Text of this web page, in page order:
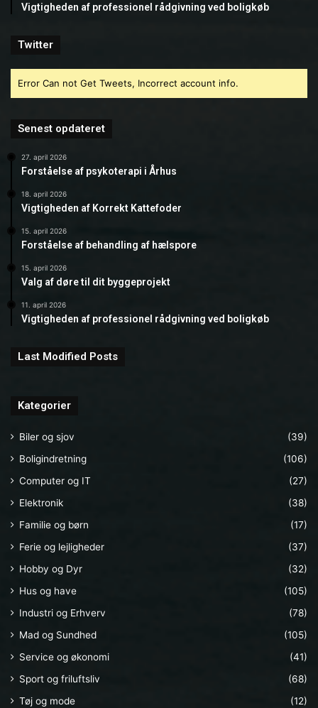
Vigtigheden af professionel rådgivning ved boligkøb
Twitter
Error Can not Get Tweets, Incorrect account info.
Senest opdateret
27. april 2026
Forståelse af psykoterapi i Århus
18. april 2026
Vigtigheden af Korrekt Kattefoder
15. april 2026
Forståelse af behandling af hælspore
15. april 2026
Valg af døre til dit byggeprojekt
11. april 2026
Vigtigheden af professionel rådgivning ved boligkøb
Last Modified Posts
Kategorier
Biler og sjov
(39)
Boligindretning
(106)
Computer og IT
(27)
Elektronik
(38)
Familie og børn
(17)
Ferie og lejligheder
(37)
Hobby og Dyr
(32)
Hus og have
(105)
Industri og Erhverv
(78)
Mad og Sundhed
(105)
Service og økonomi
(41)
Sport og friluftsliv
(68)
Tøj og mode
(12)